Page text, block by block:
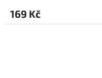
169 Kč